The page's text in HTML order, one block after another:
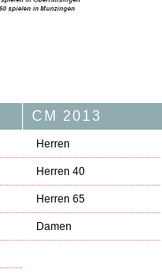
CM 2013
Herren
Herren 40
Herren 65
Damen